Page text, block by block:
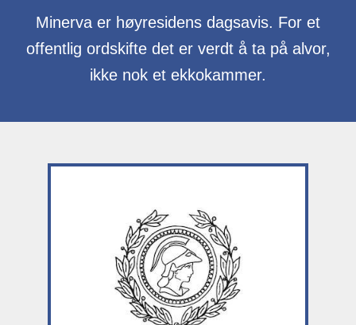
Minerva er høyresidens dagsavis. For et
offentlig ordskifte det er verdt å ta på alvor,
ikke nok et ekkokammer.